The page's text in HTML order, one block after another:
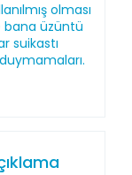
olması
bana üzüntü
suikastı